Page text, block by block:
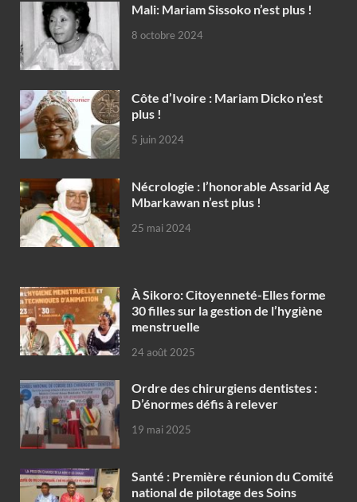
Mali: Mariam Sissoko n’est plus !
8 octobre 2024
Côte d’Ivoire : Mariam Dicko n’est
plus !
5 juin 2024
Nécrologie : l’honorable Assarid Ag
Mbarkawan n’est plus !
25 mai 2024
À Sikoro: Citoyenneté-Elles forme
30 filles sur la gestion de l’hygiène
menstruelle
24 août 2025
Ordre des chirurgiens dentistes :
D’énormes défis à relever
19 mai 2025
Santé : Première réunion du Comité
national de pilotage des Soins